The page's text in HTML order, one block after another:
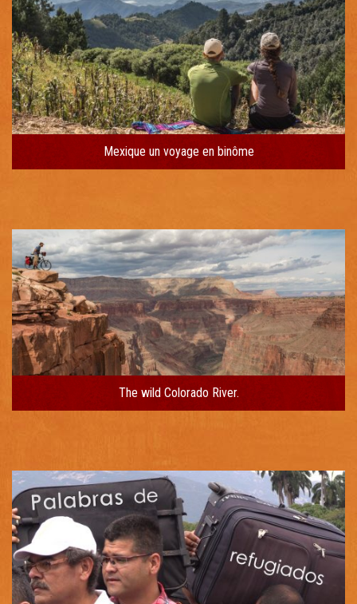
Mexique un voyage en binôme
The wild Colorado River.